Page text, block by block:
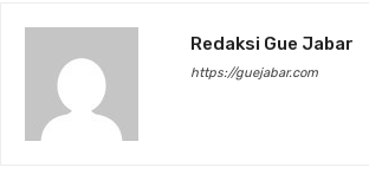
Redaksi Gue Jabar
https://guejabar.com